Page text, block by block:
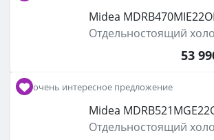
Midea
Отдельностоящий
53
очень интересное предложение
Midea
Отдельностоящий